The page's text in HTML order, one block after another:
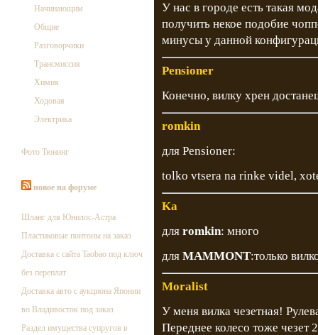
Начинающим
Общие
Разговорчики
Трансмиссия
Химия
Ходовая
Электрика
Фото Тюнинг
новое на форуме
Шланг для Юнилос-Астра
Пластиковые понтоны на заказ
Доставка с сайта Taobao под ключ
без переплат
Доставка авто с аукциона Японии
во Владивосток под заказ
Раздел имущества супругов в
У нас в городе есть такая
получить некое подобие
минусы у данной
Pensioner
Конечно, вилку хрен
romkin
для Pensioner:
tolko vtsera na rinke videl,
Ka
для romkin: много
для MAMMONT:только
Moralist
У меня вилка чезетная!
Переднее колесо тоже чезет